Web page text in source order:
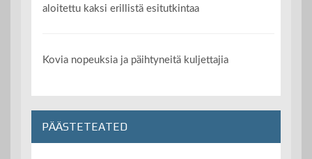
aloitettu kaksi erillistä esitutkintaa
Kovia nopeuksia ja päihtyneitä kuljettajia
PÄÄSTETEATED